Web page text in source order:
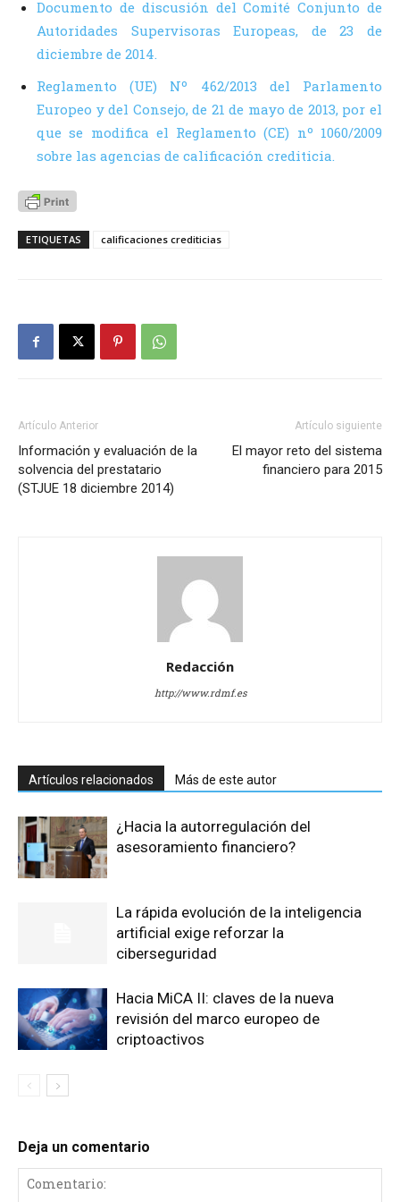
Documento de discusión del Comité Conjunto de
Autoridades Supervisoras Europeas, de 23 de
diciembre de 2014.
Reglamento (UE) Nº 462/2013 del Parlamento
Europeo y del Consejo, de 21 de mayo de 2013, por el
que se modifica el Reglamento (CE) nº 1060/2009
sobre las agencias de calificación crediticia.
ETIQUETAS calificaciones crediticias
Artículo Anterior
Información y evaluación de la
solvencia del prestatario
(STJUE 18 diciembre 2014)
Artículo siguiente
El mayor reto del sistema
financiero para 2015
Redacción
http://www.rdmf.es
Artículos relacionados Más de este autor
¿Hacia la autorregulación del
asesoramiento financiero?
La rápida evolución de la inteligencia
artificial exige reforzar la
ciberseguridad
Hacia MiCA II: claves de la nueva
revisión del marco europeo de
criptoactivos
Deja un comentario